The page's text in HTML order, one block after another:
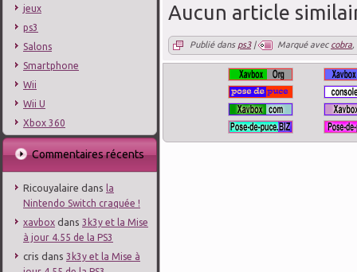
jeux
ps3
Salons
Smartphone
Wii
Wii U
Xbox 360
Commentaires récents
Ricouyalaire dans la
Nintendo Switch craquée !
xavbox dans 3k3y et la Mise
à jour 4.55 de la PS3
cris dans 3k3y et la Mise à
Aucun article
Publié dans ps3| Marqué avec cobra,